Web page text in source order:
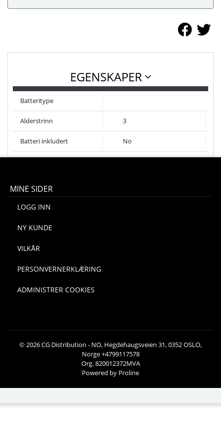
EGENSKAPER
Batteritype
Alderstrinn 3
Batteri inkludert No
MINE SIDER
LOGG INN
NY KUNDE
VILKÅR
PERSONVERNERKLÆRING
ADMINISTRER COOKIES
© 2026 CG Distribution - NO, Hegdehaugsveien 31, 0352 OSLO,
Norge +4799117578
Org. 820012372MVA
Powered by Proline